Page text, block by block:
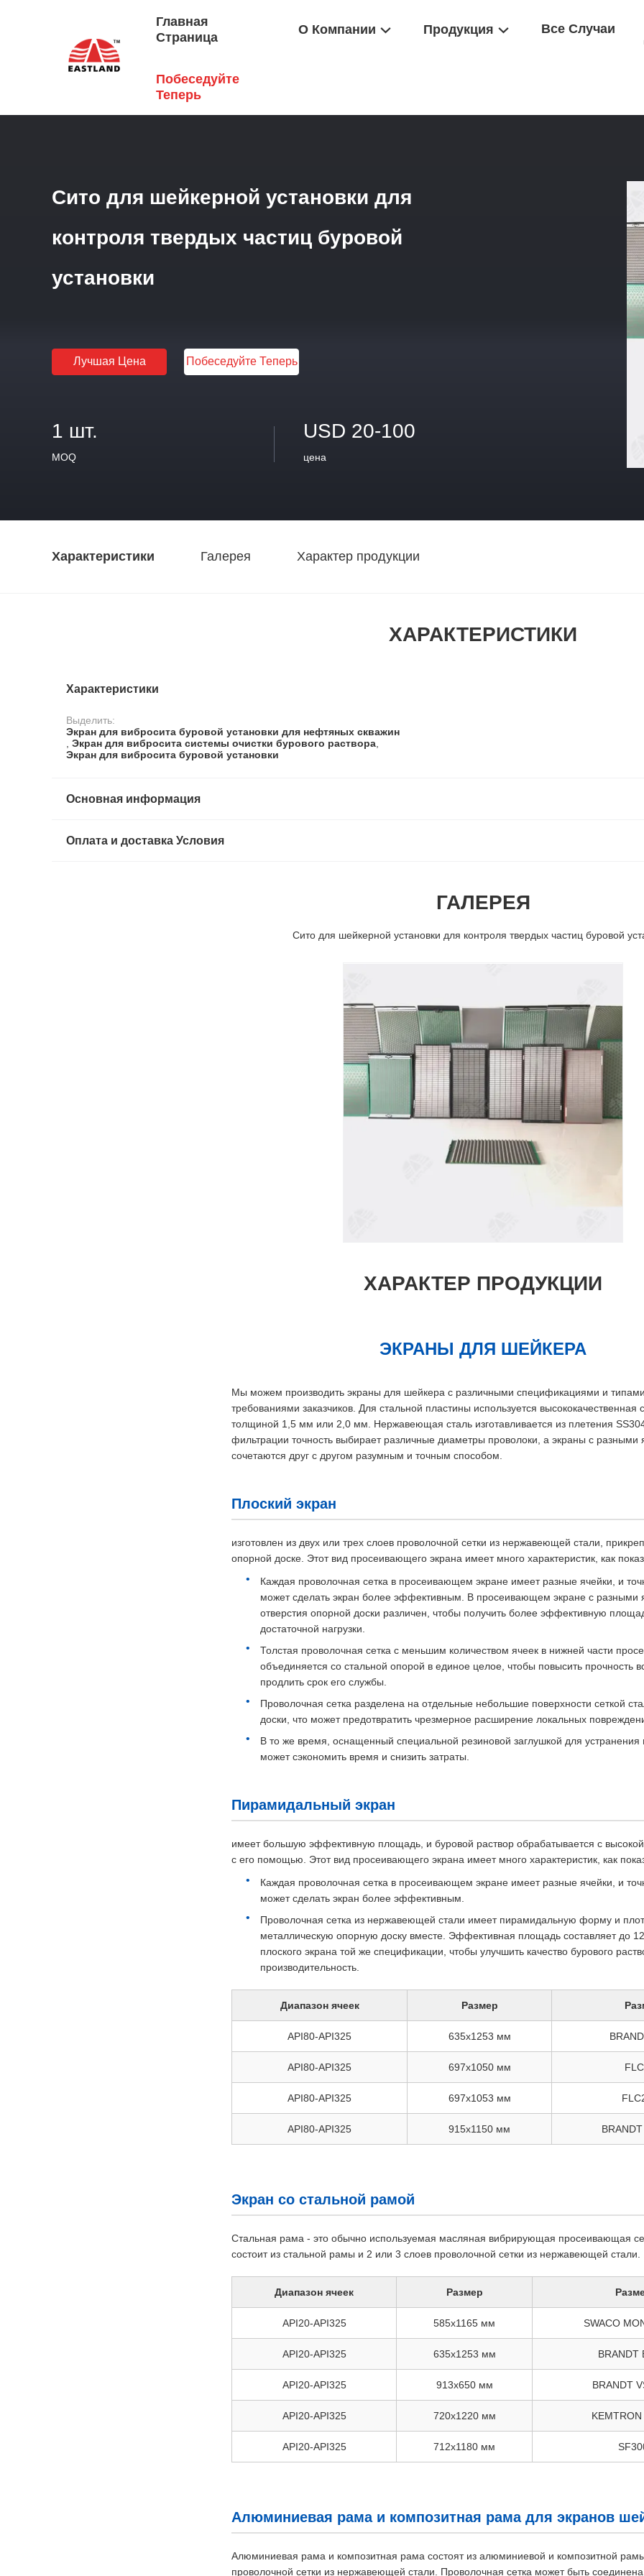
Главная
Страница
О Компании Продукция Все Случаи
Побеседуйте
Теперь
Продукция / Экран Шейкера Сланца
Сито для шейкерной установки для
контроля твердых частиц буровой
установки
Лучшая Цена Побеседуйте Теперь
1 шт.
MOQ
USD 20-100
цена
Характеристики Галерея Характер продукции
ХАРАКТЕРИСТИКИ
Характеристики
Выделить:
Экран для вибросита буровой установки для нефтяных скважин
, Экран для вибросита системы очистки бурового раствора,
Экран для вибросита буровой установки
Основная информация
Оплата и доставка Условия
ГАЛЕРЕЯ
Сито для шейкерной установки для контроля твердых частиц буровой
ХАРАКТЕР ПРОДУКЦИИ
ЭКРАНЫ ДЛЯ ШЕЙКЕРА
Мы можем производить экраны для шейкера с различными спецификациями и типами
требованиями заказчиков. Для стальной пластины используется высококачественная
толщиной 1,5 мм или 2,0 мм. Нержавеющая сталь изготавливается из плетения
фильтрации точность выбирает различные диаметры проволоки, а экраны с разными
сочетаются друг с другом разумным и точным способом.
Плоский экран
изготовлен из двух или трех слоев проволочной сетки из нержавеющей стали,
опорной доске. Этот вид просеивающего экрана имеет много характеристик, как
Каждая проволочная сетка в просеивающем экране имеет разные ячейки, и
может сделать экран более эффективным. В просеивающем экране с разными
отверстия опорной доски различен, чтобы получить более эффективную
достаточной нагрузки.
Толстая проволочная сетка с меньшим количеством ячеек в нижней части
объединяется со стальной опорой в единое целое, чтобы повысить прочность
продлить срок его службы.
Проволочная сетка разделена на отдельные небольшие поверхности сеткой
доски, что может предотвратить чрезмерное расширение локальных
В то же время, оснащенный специальной резиновой заглушкой для устранения
может сэкономить время и снизить затраты.
Пирамидальный экран
имеет большую эффективную площадь, и буровой раствор обрабатывается с
с его помощью. Этот вид просеивающего экрана имеет много характеристик, как
Каждая проволочная сетка в просеивающем экране имеет разные ячейки, и
может сделать экран более эффективным.
Проволочная сетка из нержавеющей стали имеет пирамидальную форму и
металлическую опорную доску вместе. Эффективная площадь составляет до
плоского экрана той же спецификации, чтобы улучшить качество бурового
производительность.
Диапазон ячеек Размер
API80-API325 635x1253 мм
API80-API325 697x1050 мм
API80-API325 697x1053 мм
API80-API325 915x1150 мм
Экран со стальной рамой
Стальная рама - это обычно используемая масляная вибрирующая просеивающая
состоит из стальной рамы и 2 или 3 слоев проволочной сетки из нержавеющей стали.
Диапазон ячеек Размер
API20-API325 585x1165 мм SWACO
API20-API325 635x1253 мм BRANDT
API20-API325 913x650 мм BRANDT
API20-API325 720x1220 мм
API20-API325 712x1180 мм
Алюминиевая рама и композитная рама для экранов
Алюминиевая рама и композитная рама состоят из алюминиевой и композитной
проволочной сетки из нержавеющей стали. Проволочная сетка может быть